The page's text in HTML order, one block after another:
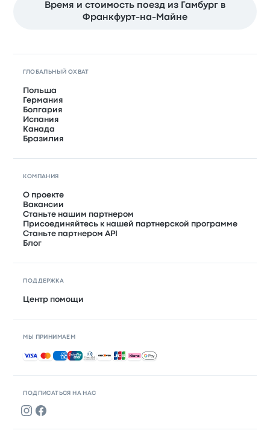
Время и стоимость поезд из Гамбург в
Франкфурт-на-Майне
ПОДПИСАТЬСЯ НА НАС
ГЛОБАЛЬНЫЙ ОХВАТ
Польша
Германия
Болгария
Испания
Канада
Бразилия
КОМПАНИЯ
О проекте
Вакансии
Станьте нашим партнером
Присоединяйтесь к нашей партнерской программе
Станьте партнером API
Блог
ПОДДЕРЖКА
Центр помощи
МЫ ПРИНИМАЕМ
Принимаемые способы оплаты